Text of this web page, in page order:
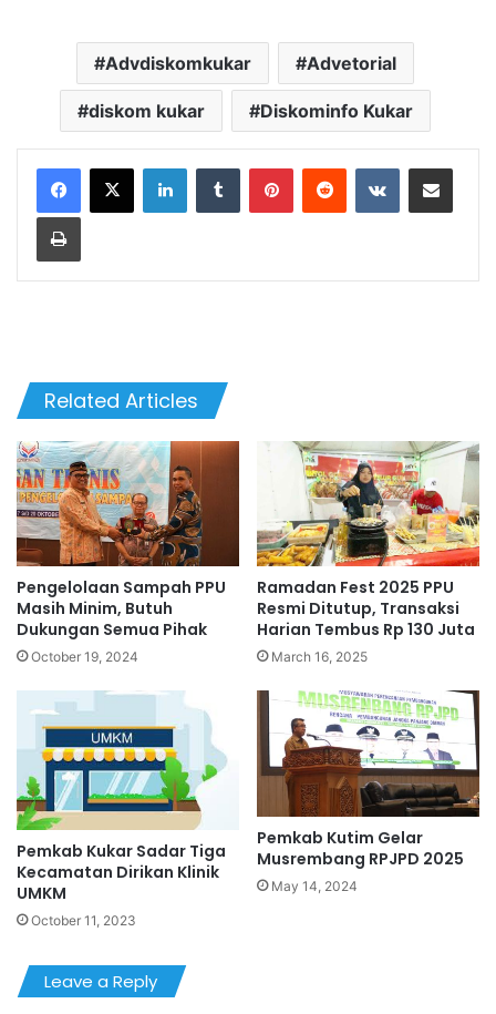
Advdiskomkukar Advetorial
diskom kukar Diskominfo Kukar
LinkedInTumblr PinterestReddit VKontakteShare via Email
Print
Related Articles
Pengelolaan Sampah PPU
Masih Minim, Butuh
Dukungan Semua Pihak
October 19, 2024
Ramadan Fest 2025 PPU
Resmi Ditutup, Transaksi
Harian Tembus Rp 130 Juta
March 16, 2025
Pemkab Kukar Sadar Tiga
Kecamatan Dirikan Klinik
UMKM
October 11, 2023
Pemkab Kutim Gelar
Musrembang RPJPD 2025
May 14, 2024
Leave a Reply